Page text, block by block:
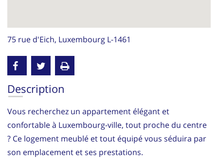
75 rue d'Eich, Luxembourg L-1461
Description
Vous recherchez un appartement élégant et
confortable à Luxembourg-ville, tout proche du centre
? Ce logement meublé et tout équipé vous séduira par
son emplacement et ses prestations.